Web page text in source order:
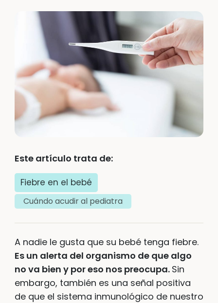
Este artículo trata de:
Fiebre en el bebé
Cuándo acudir al pediatra
A nadie le gusta que su bebé tenga fiebre.
Es un alerta del organismo de que algo
no va bien y por eso nos preocupa. Sin
embargo, también es una señal positiva
de que el sistema inmunológico de nuestro